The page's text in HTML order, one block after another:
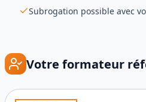
Subrogation possible avec
Votre formateur